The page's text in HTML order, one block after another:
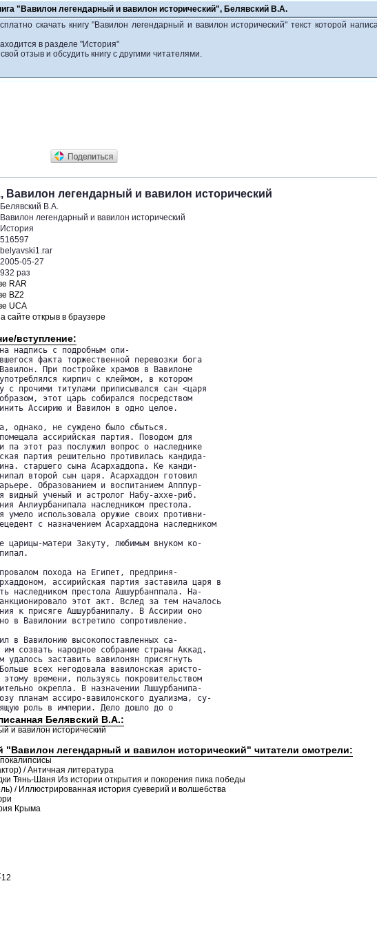
"Вавилон легендарный и вавилон исторический", Белявский В.А.
скачать книгу "Вавилон легендарный и вавилон исторический" текст которой
в разделе "История"
отзыв и обсудить книгу с другими читателями.
Вавилон легендарный и вавилон исторический
Белявский В.А.
Вавилон легендарный и вавилон исторический
История
516597
belyavski1.rar
2005-05-27
932 раз
RAR
BZ2
UCA
сайте открыв в браузере
вступление:
надпись с подробным опи-
факта торжественной перевозки бога
При постройке храмов в Вавилоне
кирпич с клеймом, в котором
с прочими титулами приписывался сан <царя
этот царь собирался посредством
Ассирию и Вавилон в одно целое.
однако, не суждено было сбыться.
ассирийская партия. Поводом для
па этот раз послужил вопрос о наследнике
партия решительно противилась кандида-
старшего сына Асархаддопа. Ке канди-
второй сын царя. Асархаддон готовил
Образованием и воспитанием Апппур-
видный ученый и астролог Набу-аххе-риб.
Анлиурбанипала наследником престола.
умело использовала оружие своих противни-
с назначением Асархаддона наследником
царицы-матери Закуту, любимым внуком ко-
похода на Египет, предприня-
ассирийская партия заставила царя в
наследником престола Ашшурбанппала. На-
этот акт. Вслед за тем началось
к присяге Ашшурбанипалу. В Ассирии оно
в Вавилонии встретило сопротивление.
в Вавилонию высокопоставленных са-
им созвать народное собрание страны Аккад.
удалось заставить вавилонян присягнуть
всех негодовала вавилонская аристо-
времени, пользуясь покровительством
окрепла. В назначении Лшшурбанипа-
планам ассиро-вавилонского дуализма, су-
роль в империи. Дело дошло до о
Белявский В.А.:
и вавилон исторический
"Вавилон легендарный и вавилон исторический" читатели смотрели:
/ Античная литература
Тянь-Шаня Из истории открытия и покорения пика победы
/ Иллюстрированная история суеверий и волшебства
Крыма